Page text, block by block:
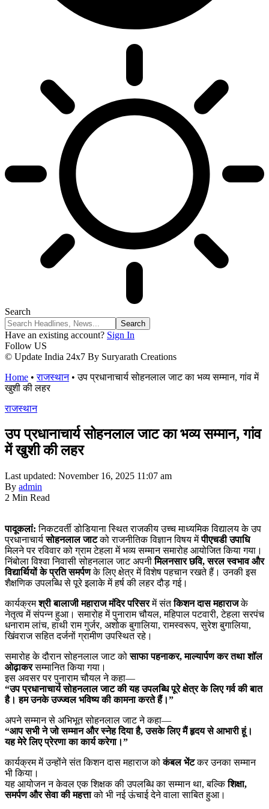
Search
Have an existing account? Sign In
Follow US
© Update India 24x7 By Suryarath Creations
Home •राजस्थान•उप प्रधानाचार्य सोहनलाल जाट का भव्य सम्मान, गांव में
खुशी की लहर
राजस्थान
उप प्रधानाचार्य सोहनलाल जाट का भव्य सम्मान, गांव
में खुशी की लहर
Last updated: November 16, 2025 11:07 am
By admin
2 Min Read
पादूकलां: निकटवर्ती डोडियाना स्थित राजकीय उच्च माध्यमिक विद्यालय के उप
प्रधानाचार्यसोहनलाल जाटको राजनीतिक विज्ञान विषय मेंपीएचडी उपाधि
मिलने पर रविवार को ग्राम टेहला में भव्य सम्मान समारोह आयोजित किया गया।
निंबोला विश्वा निवासी सोहनलाल जाट अपनीमिलनसार छवि, सरल स्वभाव और
विद्यार्थियों के प्रति समर्पणके लिए क्षेत्र में विशेष पहचान रखते हैं। उनकी इस
शैक्षणिक उपलब्धि से पूरे इलाके में हर्ष की लहर दौड़ गई।
कार्यक्रमश्री बालाजी महाराज मंदिर परिसरमें संतकिशन दास महाराजके
नेतृत्व में संपन्न हुआ। समारोह में पुनाराम चौयल, महिपाल पटवारी, टेहला सरपंच
धनाराम लांच, हाथी राम गुर्जर, अशोक बुगालिया, रामस्वरूप, सुरेश बुगालिया,
खिंवराज सहित दर्जनों ग्रामीण उपस्थित रहे।
समारोह के दौरान सोहनलाल जाट कोसाफा पहनाकर, माल्यार्पण कर तथा शॉल
ओढ़ाकरसम्मानित किया गया।
इस अवसर पर पुनाराम चौयल ने कहा—
“उप प्रधानाचार्य सोहनलाल जाट की यह उपलब्धि पूरे क्षेत्र के लिए गर्व की बात
है। हम उनके उज्ज्वल भविष्य की कामना करते हैं।”
अपने सम्मान से अभिभूत सोहनलाल जाट ने कहा—
“आप सभी ने जो सम्मान और स्नेह दिया है, उसके लिए मैं हृदय से आभारी हूं।
यह मेरे लिए प्रेरणा का कार्य करेगा।”
कार्यक्रम में उन्होंने संत किशन दास महाराज कोकंबल भेंटकर उनका सम्मान
भी किया।
यह आयोजन न केवल एक शिक्षक की उपलब्धि का सम्मान था, बल्किशिक्षा,
समर्पण और सेवा की महत्ताको भी नई ऊंचाई देने वाला साबित हुआ।